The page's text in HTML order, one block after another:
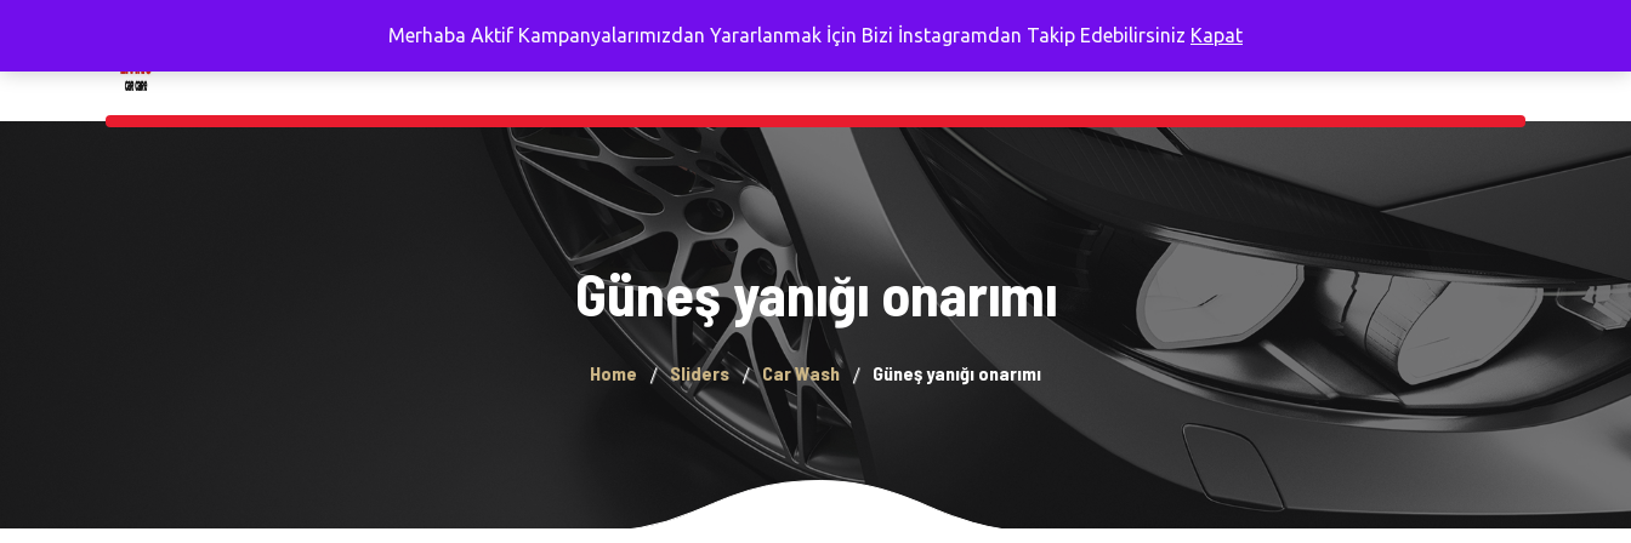
Living Car Care Seramik
Kaplama
Living Car Care Boya
Koruma
Detaylı İç Temizlik ve
Sterilizasyon
Güneş Yanıgı Onarımı
Güneş yanığı onarımı
Home Sliders Car Wash Güneş yanığı onarımı
Merhaba Aktif Kampanyalarımızdan Yararlanmak İçin Bizi İnstagramdan Takip Edebilirsiniz Kapat